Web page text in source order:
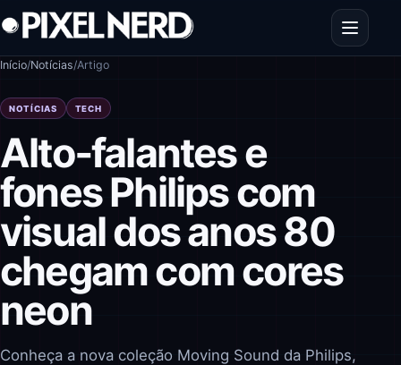
Pular para o conteúdo
Abrir
Início/Notícias/Artigo
NOTÍCIAS TECH
Alto‑falantes e
fones Philips com
visual dos anos 80
chegam com cores
neon
Conheça a nova coleção Moving Sound da Philips,